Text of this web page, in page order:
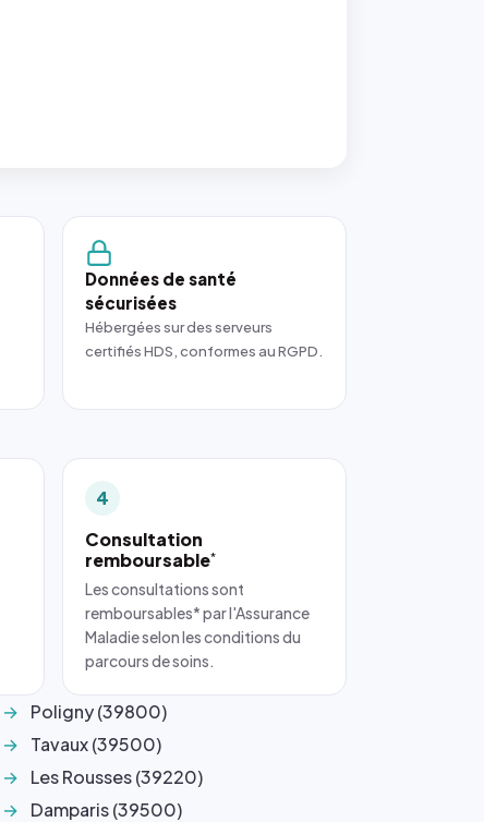
Données de santé
sécurisées
Hébergées sur des serveurs
certifiés HDS, conformes au RGPD.
4
Consultation
remboursable*
Les consultations sont
remboursables* par l'Assurance
Maladie selon les conditions du
parcours de soins.
Poligny (39800)
Tavaux (39500)
Les Rousses (39220)
Damparis (39500)